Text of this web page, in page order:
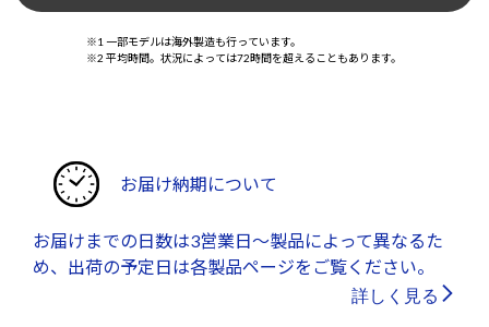
※1 一部モデルは海外製造も行っています。
※2 平均時間。状況によっては72時間を超えることもあります。
お届け納期について
お届けまでの日数は3営業日～製品によって異なるた
め、出荷の予定日は各製品ページをご覧ください。
詳しく見る